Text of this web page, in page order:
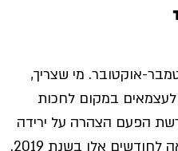
אוקטובר. מי שצריך,
קבועות לעצמאים במקום לחכות
הפעם הצהרה על ירידה